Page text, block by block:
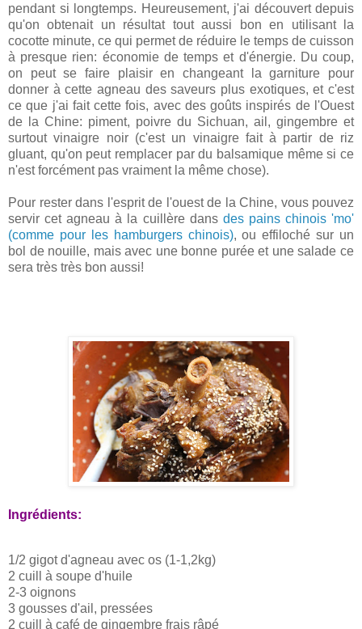
pendant si longtemps. Heureusement, j'ai découvert depuis
qu'on obtenait un résultat tout aussi bon en utilisant la
cocotte minute, ce qui permet de réduire le temps de cuisson
à presque rien: économie de temps et d'énergie. Du coup,
on peut se faire plaisir en changeant la garniture pour
donner à cette agneau des saveurs plus exotiques, et c'est
ce que j'ai fait cette fois, avec des goûts inspirés de l'Ouest
de la Chine: piment, poivre du Sichuan, ail, gingembre et
surtout vinaigre noir (c'est un vinaigre fait à partir de riz
gluant, qu'on peut remplacer par du balsamique même si ce
n'est forcément pas vraiment la même chose).
Pour rester dans l'esprit de l'ouest de la Chine, vous pouvez
servir cet agneau à la cuillère dansdes pains chinois 'mo'
(comme pour les hamburgers chinois), ou effiloché sur un
bol de nouille, mais avec une bonne purée et une salade ce
sera très très bon aussi!
Ingrédients:
1/2 gigot d'agneau avec os (1-1,2kg)
2 cuill à soupe d'huile
2-3 oignons
3 gousses d'ail, pressées
2 cuill à café de gingembre frais râpé